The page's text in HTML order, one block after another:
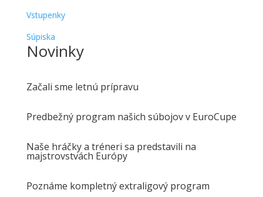
Vstupenky
Súpiska
Novinky
Začali sme letnú prípravu
Predbežný program našich súbojov v EuroCupe
Naše hráčky a tréneri sa predstavili na
majstrovstvách Európy
Poznáme kompletný extraligový program